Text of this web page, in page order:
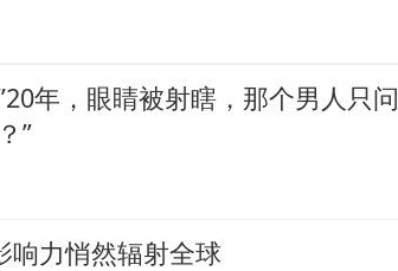
年，眼睛被射瞎，那个男人只问
”
响力悄然辐射全球